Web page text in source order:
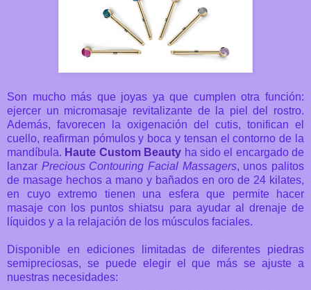
Son mucho más que joyas ya que cumplen otra función:
ejercer un micromasaje revitalizante de la piel del rostro.
Además, favorecen la oxigenación del cutis, tonifican el
cuello, reafirman pómulos y boca y tensan el contorno de la
mandíbula. Haute Custom Beauty ha sido el encargado de
lanzar Precious Contouring Facial Massagers, unos palitos
de masage hechos a mano y bañados en oro de 24 kilates,
en cuyo extremo tienen una esfera que permite hacer
masaje con los puntos shiatsu para ayudar al drenaje de
líquidos y a la relajación de los músculos faciales.
Disponible en ediciones limitadas de diferentes piedras
semipreciosas, se puede elegir el que más se ajuste a
nuestras necesidades: